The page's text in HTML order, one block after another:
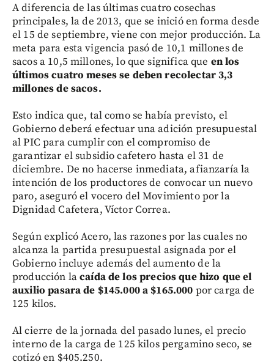
A diferencia de las últimas cuatro cosechas
principales, la de 2013, que se inició en forma desde
el 15 de septiembre, viene con mejor producción. La
meta para esta vigencia pasó de 10,1 millones de
sacos a 10,5 millones, lo que significa que en los
últimos cuatro meses se deben recolectar 3,3
millones de sacos.
Esto indica que, tal como se había previsto, el
Gobierno deberá efectuar una adición presupuestal
al PIC para cumplir con el compromiso de
garantizar el subsidio cafetero hasta el 31 de
diciembre. De no hacerse inmediata, afianzaría la
intención de los productores de convocar un nuevo
paro, aseguró el vocero del Movimiento por la
Dignidad Cafetera, Víctor Correa.
Según explicó Acero, las razones por las cuales no
alcanza la partida presupuestal asignada por el
Gobierno incluye además del aumento de la
producción lacaída de los precios que hizo que el
auxilio pasara de $145.000 a $165.000 por carga de
125 kilos.
Al cierre de la jornada del pasado lunes, el precio
interno de la carga de 125 kilos pergamino seco, se
cotizó en $405.250.